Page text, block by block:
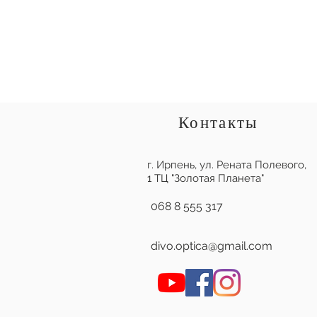
Контакты
г. Ирпень, ул. Рената Полевого,
1 ТЦ "Золотая Планета"
068 8 555 317
divo.optica@gmail.com